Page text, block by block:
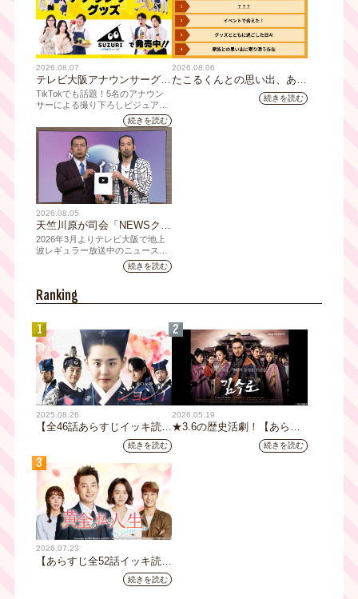
2026.08.07
テレビ大阪アナウンサーグッ
ズの新商品 8月8日(土)に発
売！ テーマは「個性全開」5
人それぞれの"らしさ"を詰め
込んだアイテムが登場
TikTokでも話題！5名のアナウン
サーによる撮り下ろしビジュアル
を使用した新グッズを発売続きを読む
2026.08.06
たこるくんとの思い出、あり
ますか？会員のみなさんに聞
続きを読む
2026.08.05
天竺川原が司会「NEWSクラ
イシス」チャンネル登録者数
10万人突破！テレビ大阪の番
組史上最速記録を更新
2026年3月よりテレビ大阪で地上
波レギュラー放送中のニュース番
組「NEWSクライシス」が、この
たび2026年7月12日(日)に、
人を達成しました。
続きを読む
Ranking
1
2025.08.26
【全46話あらすじイッキ読
み】韓国ドラマ『火の女神
ジョンイ』｜テレビ大阪 9
月11日（木）朝8時放送スタ
ート
続きを読む
2
2026.05.19
★3.6の歴史活劇！【あらす
じ全32話イッキ読み】韓国ド
ラマ『鉄の王 キム・スロ』
続きを読む
3
2026.07.23
【あらすじ全52話イッキ読
み】韓国ドラマ『黄金の私の
人生』｜テレビ大阪 月曜～
続きを読む